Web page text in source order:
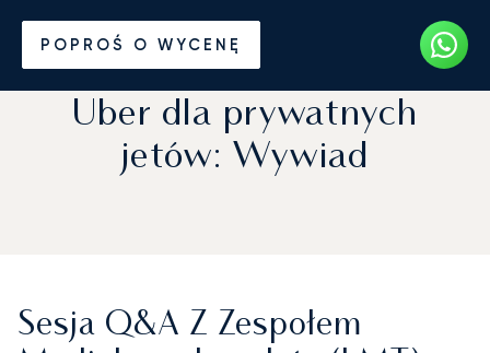
POPROŚ O WYCENĘ
Uber dla prywatnych
jetów: Wywiad
Sesja Q&A Z Zespołem